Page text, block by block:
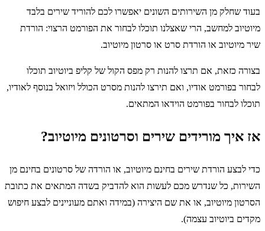
בעוד שחלק מן השירותים השונים יאפשרו לכם להוריד שירים בלבד
מיוטיוב למחשב, הרי שאצלנו תוכלו לבחור את הפורמט הרצוי: הורדת
שיר מיוטיוב או הורדת סרט או סרטון מיוטיוב.
בצורה כזאת, אם תרצו להנות רק מפס הקול של קליפ ביוטיוב תוכלו
לבחור בפורמט אודיו, ואם תירצו להנות מסרט הכולל ויזואל בנוסף לאודיו,
תוכלו לבחור בפורמט הוידאו המתאים.
אז איך מורידים שירים וסרטונים מיוטיוב?
כדי לבצע הורדת שירים בחינם מיוטיוב, או הורדה של סרטונים בחינם מן
השירות, כל שנדרש מכם לעשות הוא להדביק בשדה המתאים את כתובת
הסרטון מיוטיוב, או את שם היצירה (במידה ואתם מעוניינים לבצע חיפוש
מקדים ביוטיוב עצמה).